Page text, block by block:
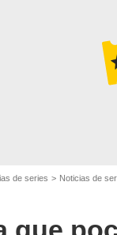
de series Noticias de